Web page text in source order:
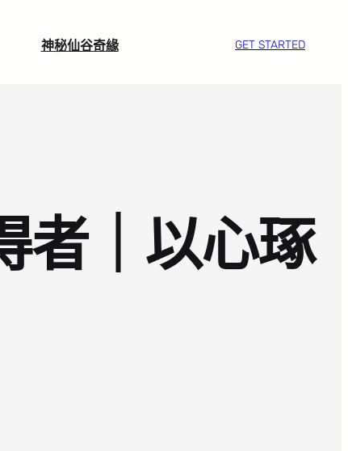
神秘仙谷奇緣 GET STARTED
者｜以心琢